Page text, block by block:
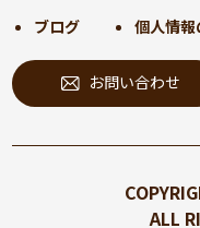
2024年
2024年5
2024年4
2024年
2024年
2023年
ブログ 個人情
お問い合わせ
ALL